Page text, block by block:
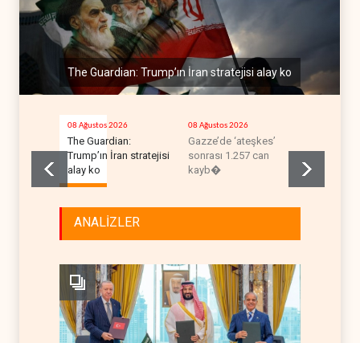
The Guardian: Trump’ın İran stratejisi alay ko
08 Ağustos 2026
The Guardian:
Trump’ın İran stratejisi
alay ko
08 Ağustos 2026
Gazze’de ‘ateşkes’
sonrası 1.257 can
kayb�
ANALİZLER